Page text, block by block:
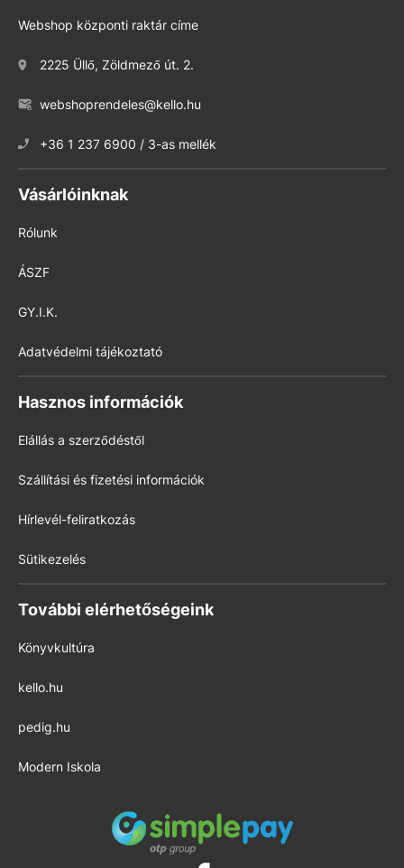
Webshop központi raktár címe
2225 Üllő, Zöldmező út. 2.
webshoprendeles@kello.hu
+36 1 237 6900 / 3-as mellék
Vásárlóinknak
Rólunk
ÁSZF
GY.I.K.
Adatvédelmi tájékoztató
Hasznos információk
Elállás a szerződéstől
Szállítási és fizetési információk
Hírlevél-feliratkozás
Sütikezelés
További elérhetőségeink
Könyvkultúra
kello.hu
pedig.hu
Modern Iskola